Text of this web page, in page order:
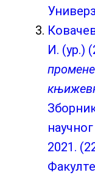
И. (ур.)
2021.